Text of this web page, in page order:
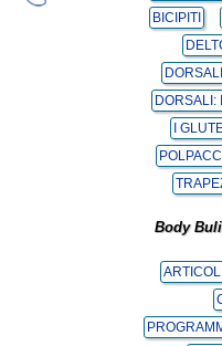
BICIPITI
DORSALI:
I
POLPACCI
Body